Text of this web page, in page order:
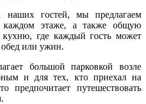
наших гостей, мы предлагаем
каждом этаже, а также общую
кухню, где каждый гость может
или ужин.
большой парковкой возле
и для тех, кто приехал на
предпочитает путешествовать